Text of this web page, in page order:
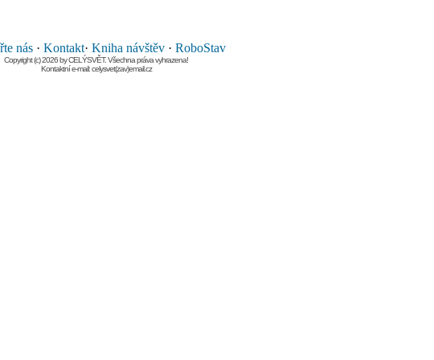
nás· Kontakt· Kniha návštěv· RoboStav
Copyright (c) 2026 by CELÝSVĚT. Všechna práva vyhrazena!
Kontaktní e-mail: celysvet(zav)email.cz